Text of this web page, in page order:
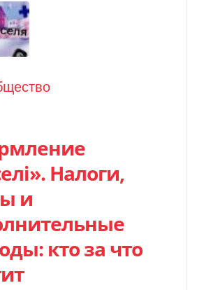
Налоги,
и
кто за что